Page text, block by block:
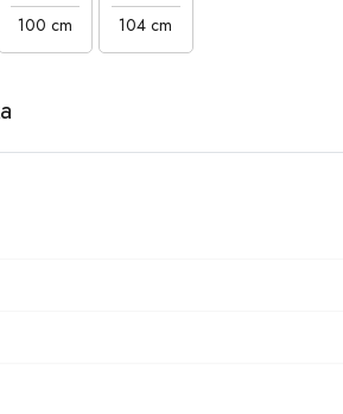
100 cm
104 cm